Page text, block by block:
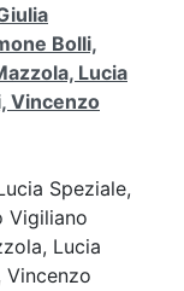
Bolli,
Lucia
Vincenzo
Speziale,
Vigiliano
Lucia
Vincenzo